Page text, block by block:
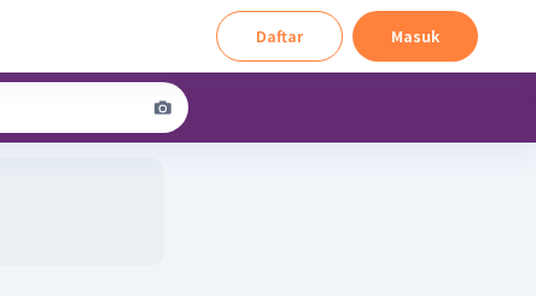
Daftar Masuk